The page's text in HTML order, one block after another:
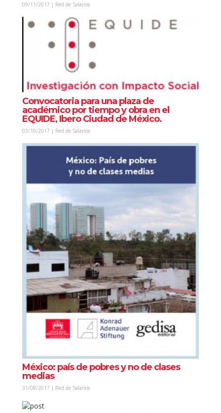
09/11/2017 | Red de Salarios
Convocatoria para una plaza de
académico por tiempo y obra en el
EQUIDE, Ibero Ciudad de México.
03/10/2017 | Red de Salarios
México: país de pobres y no de clases
medias
31/08/2017 | Red de Salarios